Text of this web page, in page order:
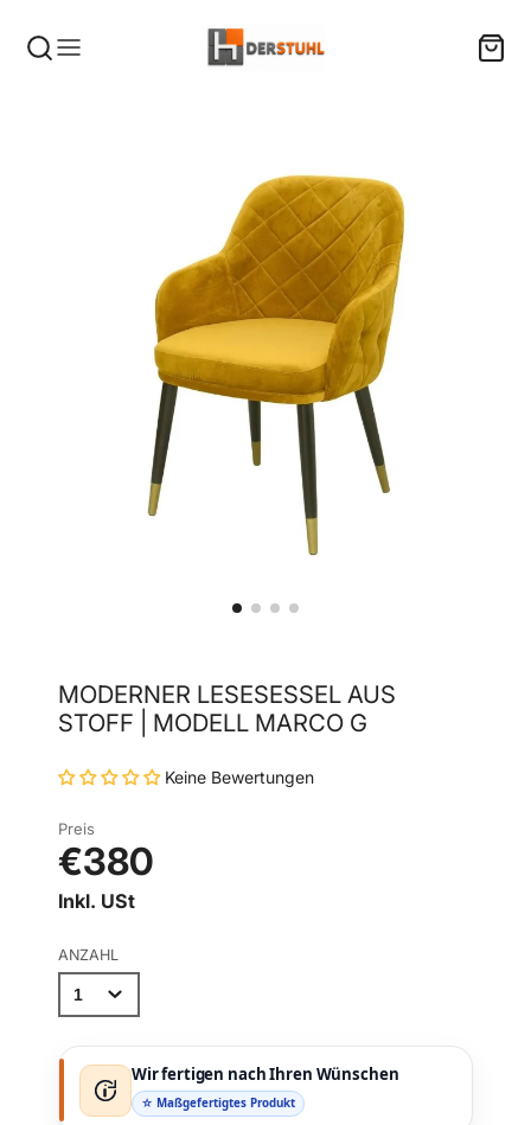
MODERNER LESESESSEL AUS
STOFF | MODELL MARCO G
Keine Bewertungen
Preis
€380
Inkl. USt
ANZAHL
Wir fertigen nach Ihren Wünschen
☆ Maßgefertigtes Produkt